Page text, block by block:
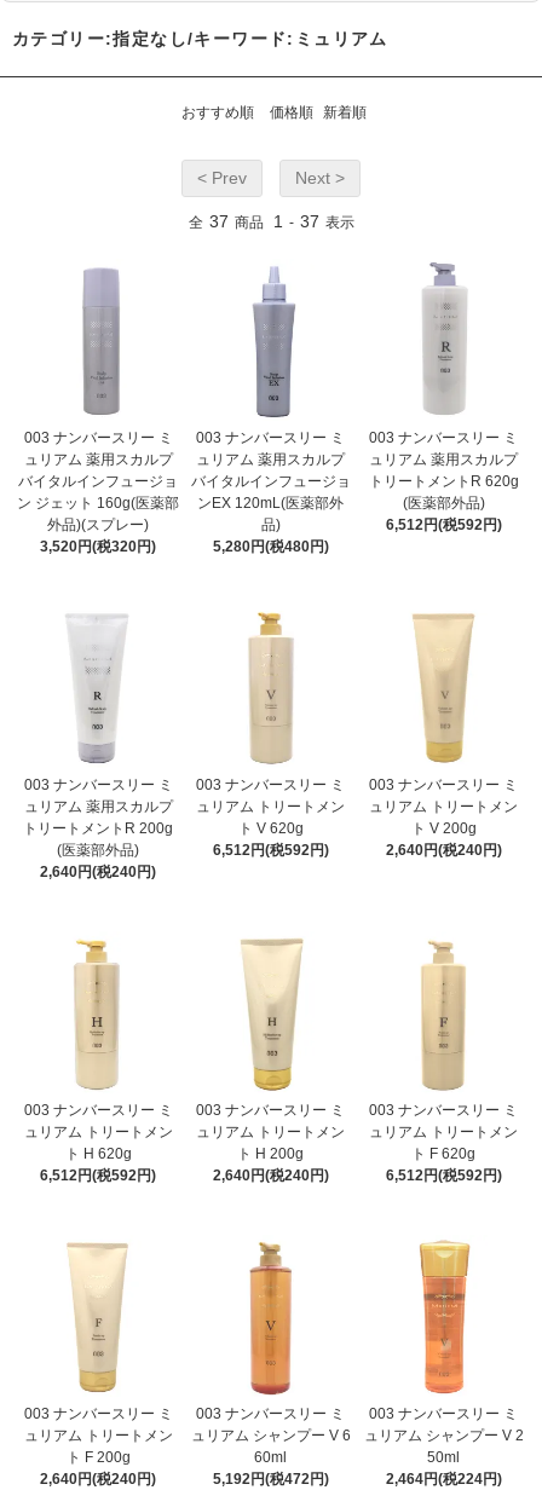
カテゴリー:指定なし/キーワード:ミュリアム
おすすめ順 価格順 新着順
< Prev Next >
全 37 商品 1 - 37 表示
003 ナンバースリー ミ
ュリアム 薬用スカルプ
バイタルインフュージョ
ン ジェット 160g(医薬部
外品)(スプレー)
3,520円(税320円)
003 ナンバースリー ミ
ュリアム 薬用スカルプ
バイタルインフュージョ
ンEX 120mL(医薬部外
品)
5,280円(税480円)
003 ナンバースリー ミ
ュリアム 薬用スカルプ
トリートメントR 620g
(医薬部外品)
6,512円(税592円)
003 ナンバースリー ミ
ュリアム 薬用スカルプ
トリートメントR 200g
(医薬部外品)
2,640円(税240円)
003 ナンバースリー ミ
ュリアム トリートメン
ト V 620g
6,512円(税592円)
003 ナンバースリー ミ
ュリアム トリートメン
ト V 200g
2,640円(税240円)
003 ナンバースリー ミ
ュリアム トリートメン
ト H 620g
6,512円(税592円)
003 ナンバースリー ミ
ュリアム トリートメン
ト H 200g
2,640円(税240円)
003 ナンバースリー ミ
ュリアム トリートメン
ト F 620g
6,512円(税592円)
003 ナンバースリー ミ
ュリアム トリートメン
ト F 200g
2,640円(税240円)
003 ナンバースリー ミ
ュリアム シャンプー V 6
60ml
5,192円(税472円)
003 ナンバースリー ミ
ュリアム シャンプー V 2
50ml
2,464円(税224円)